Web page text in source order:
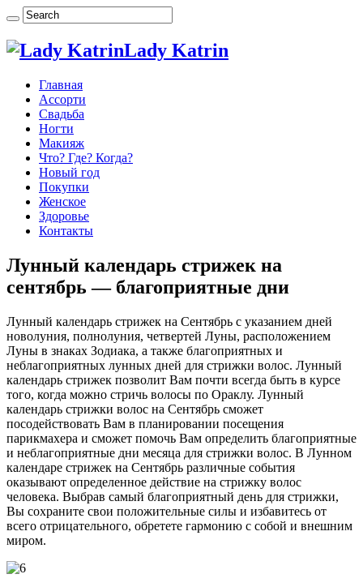
Lady Katrin
Главная
Ассорти
Свадьба
Ногти
Макияж
Что? Где? Когда?
Новый год
Покупки
Женское
Здоровье
Контакты
Лунный календарь стрижек на
сентябрь — благоприятные дни
Лунный календарь стрижек на Сентябрь с указанием дней
новолуния, полнолуния, четвертей Луны, расположением
Луны в знаках Зодиака, а также благоприятных и
неблагоприятных лунных дней для стрижки волос. Лунный
календарь стрижек позволит Вам почти всегда быть в курсе
того, когда можно стричь волосы по Ораклу. Лунный
календарь стрижки волос на Сентябрь сможет
посодействовать Вам в планировании посещения
парикмахера и сможет помочь Вам определить благоприятные
и неблагоприятные дни месяца для стрижки волос. В Лунном
календаре стрижек на Сентябрь различные события
оказывают определенное действие на стрижку волос
человека. Выбрав самый благоприятный день для стрижки,
Вы сохраните свои положительные силы и избавитесь от
всего отрицательного, обретете гармонию с собой и внешним
миром.